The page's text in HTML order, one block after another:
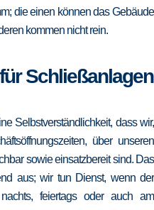
die einen können das Gebäude
kommen nicht rein.
Schließanlagen
Selbstverständlichkeit, dass wir,
über unseren
sowie einsatzbereit sind. Das
aus; wir tun Dienst, wenn der
feiertags oder auch am